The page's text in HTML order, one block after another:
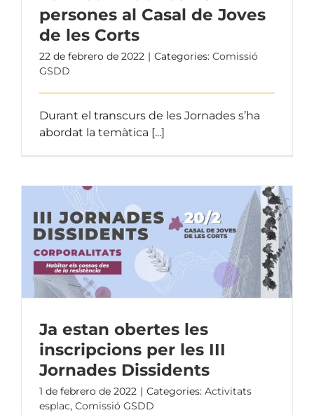
persones al Casal de Joves
de les Corts
22 de febrero de 2022 | Categories: Comissió
GSDD
Durant el transcurs de les Jornades s’ha
abordat la temàtica [...]
Ja estan obertes les
inscripcions per les III
Jornades Dissidents
1 de febrero de 2022 | Categories: Activitats
esplac, Comissió GSDD